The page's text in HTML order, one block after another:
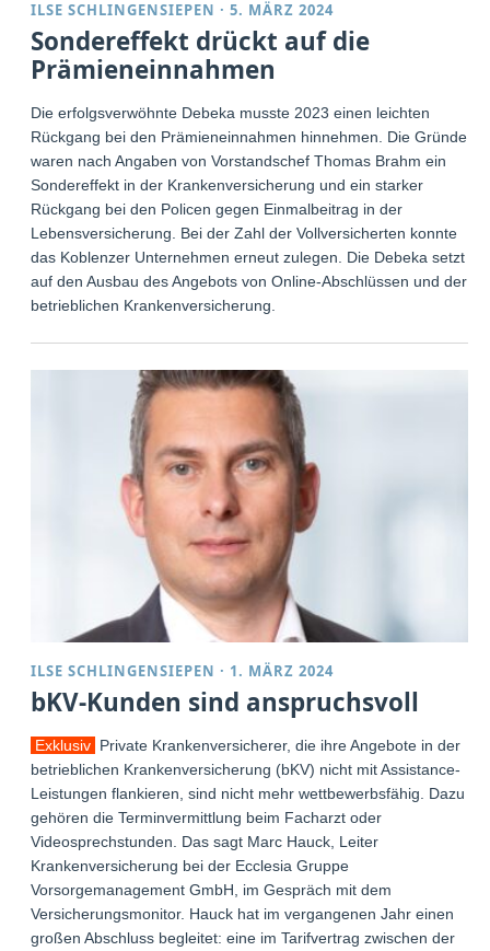
ILSE SCHLINGENSIEPEN ·5. MÄRZ 2024
Sondereffekt drückt auf die
Prämieneinnahmen
Die erfolgsverwöhnte Debeka musste 2023 einen leichten
Rückgang bei den Prämieneinnahmen hinnehmen. Die Gründe
waren nach Angaben von Vorstandschef Thomas Brahm ein
Sondereffekt in der Krankenversicherung und ein starker
Rückgang bei den Policen gegen Einmalbeitrag in der
Lebensversicherung. Bei der Zahl der Vollversicherten konnte
das Koblenzer Unternehmen erneut zulegen. Die Debeka setzt
auf den Ausbau des Angebots von Online-Abschlüssen und der
betrieblichen Krankenversicherung.
ILSE SCHLINGENSIEPEN · 1. MÄRZ 2024
bKV-Kunden sind anspruchsvoll
Exklusiv Private Krankenversicherer, die ihre Angebote in der
betrieblichen Krankenversicherung (bKV) nicht mit Assistance-
Leistungen flankieren, sind nicht mehr wettbewerbsfähig. Dazu
gehören die Terminvermittlung beim Facharzt oder
Videosprechstunden. Das sagt Marc Hauck, Leiter
Krankenversicherung bei der Ecclesia Gruppe
Vorsorgemanagement GmbH, im Gespräch mit dem
Versicherungsmonitor. Hauck hat im vergangenen Jahr einen
großen Abschluss begleitet: eine im Tarifvertrag zwischen der